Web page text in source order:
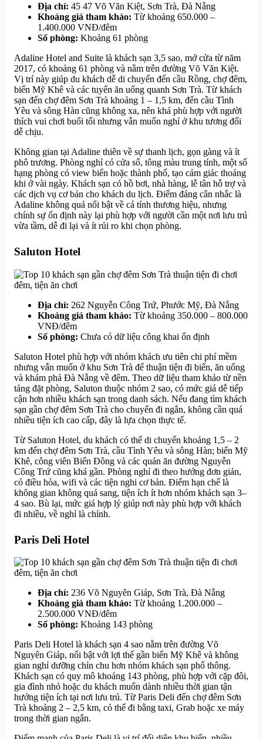
Địa chỉ: 45 47 Võ Văn Kiệt, Sơn Trà, Đà Nẵng
Khoảng giá tham khảo: Từ khoảng 650.000 –
1.400.000 VNĐ/đêm
Số phòng: Khoảng 61 phòng
Adaline Hotel and Suite là khách sạn 3,5 sao, mở cửa từ năm
2017, có khoảng 61 phòng và nằm trên đường Võ Văn Kiệt.
Vị trí này giúp du khách dễ di chuyển đến cầu Rồng, chợ đêm,
biển Mỹ Khê và các tuyến ăn uống quanh Sơn Trà. Từ khách
sạn đến chợ đêm Sơn Trà khoảng 1 – 1,5 km, đến cầu Tình
Yêu và sông Hàn cũng không xa, nên khá phù hợp với người
thích vui chơi buổi tối nhưng vẫn muốn nghỉ ở khu tương đối
dễ chịu.
Không gian tại Adaline thiên về sự thanh lịch, gọn gàng và ít
phô trương. Phòng nghỉ có cửa sổ, tông màu trung tính, một số
hạng phòng có view biển hoặc thành phố, tạo cảm giác thoáng
khi ở vài ngày. Khách sạn có hồ bơi, nhà hàng, lễ tân hỗ trợ và
các dịch vụ cơ bản cho khách du lịch. Điểm đáng cân nhắc là
Adaline không quá nổi bật về cá tính thương hiệu, nhưng
chính sự ổn định này lại phù hợp với người cần một nơi lưu trú
vừa tầm, dễ đi lại và ít rủi ro khi chọn phòng.
Saluton Hotel
Địa chỉ: 262 Nguyễn Công Trứ, Phước Mỹ, Đà Nẵng
Khoảng giá tham khảo: Từ khoảng 350.000 – 800.000
VNĐ/đêm
Số phòng: Chưa có dữ liệu công khai ổn định
Saluton Hotel phù hợp với nhóm khách ưu tiên chi phí mềm
nhưng vẫn muốn ở khu Sơn Trà để thuận tiện đi biển, ăn uống
và khám phá Đà Nẵng về đêm. Theo dữ liệu tham khảo từ nền
tảng đặt phòng, Saluton thuộc nhóm 2 sao, có mức giá dễ tiếp
cận hơn nhiều khách sạn trong danh sách. Nếu đang tìm khách
sạn gần chợ đêm Sơn Trà cho chuyến đi ngắn, không cần quá
nhiều tiện ích cao cấp, đây là lựa chọn thực tế.
Từ Saluton Hotel, du khách có thể di chuyển khoảng 1,5 – 2
km đến chợ đêm Sơn Trà, cầu Tình Yêu và sông Hàn; biển Mỹ
Khê, công viên Biển Đông và các quán ăn đường Nguyễn
Công Trứ cũng khá gần. Phòng nghỉ đi theo hướng đơn giản,
có điều hòa, wifi và các tiện nghi cơ bản. Điểm hạn chế là
không gian không quá sang, tiện ích ít hơn nhóm khách sạn 3–
4 sao. Bù lại, mức giá hợp lý giúp nơi này phù hợp với khách
đi nhiều, về nghỉ là chính.
Paris Deli Hotel
Địa chỉ: 236 Võ Nguyên Giáp, Sơn Trà, Đà Nẵng
Khoảng giá tham khảo: Từ khoảng 1.200.000 –
2.500.000 VNĐ/đêm
Số phòng: Khoảng 143 phòng
Paris Deli Hotel là khách sạn 4 sao nằm trên đường Võ
Nguyên Giáp, nổi bật với lợi thế gần biển Mỹ Khê và không
gian nghỉ dưỡng chỉn chu hơn nhóm khách sạn phổ thông.
Khách sạn có quy mô khoảng 143 phòng, phù hợp với cặp đôi,
gia đình nhỏ hoặc du khách muốn dành nhiều thời gian tận
hưởng tiện ích tại nơi lưu trú. Từ Paris Deli đến chợ đêm Sơn
Trà khoảng 2 – 2,5 km, có thể đi bằng taxi, Grab hoặc xe máy
trong thời gian ngắn.